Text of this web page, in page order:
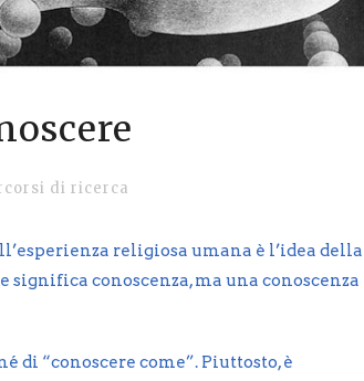
di ricerca
religiosa umana è l’idea della
significa conoscenza, ma una conoscenza
di “conoscere come”. Piuttosto, è